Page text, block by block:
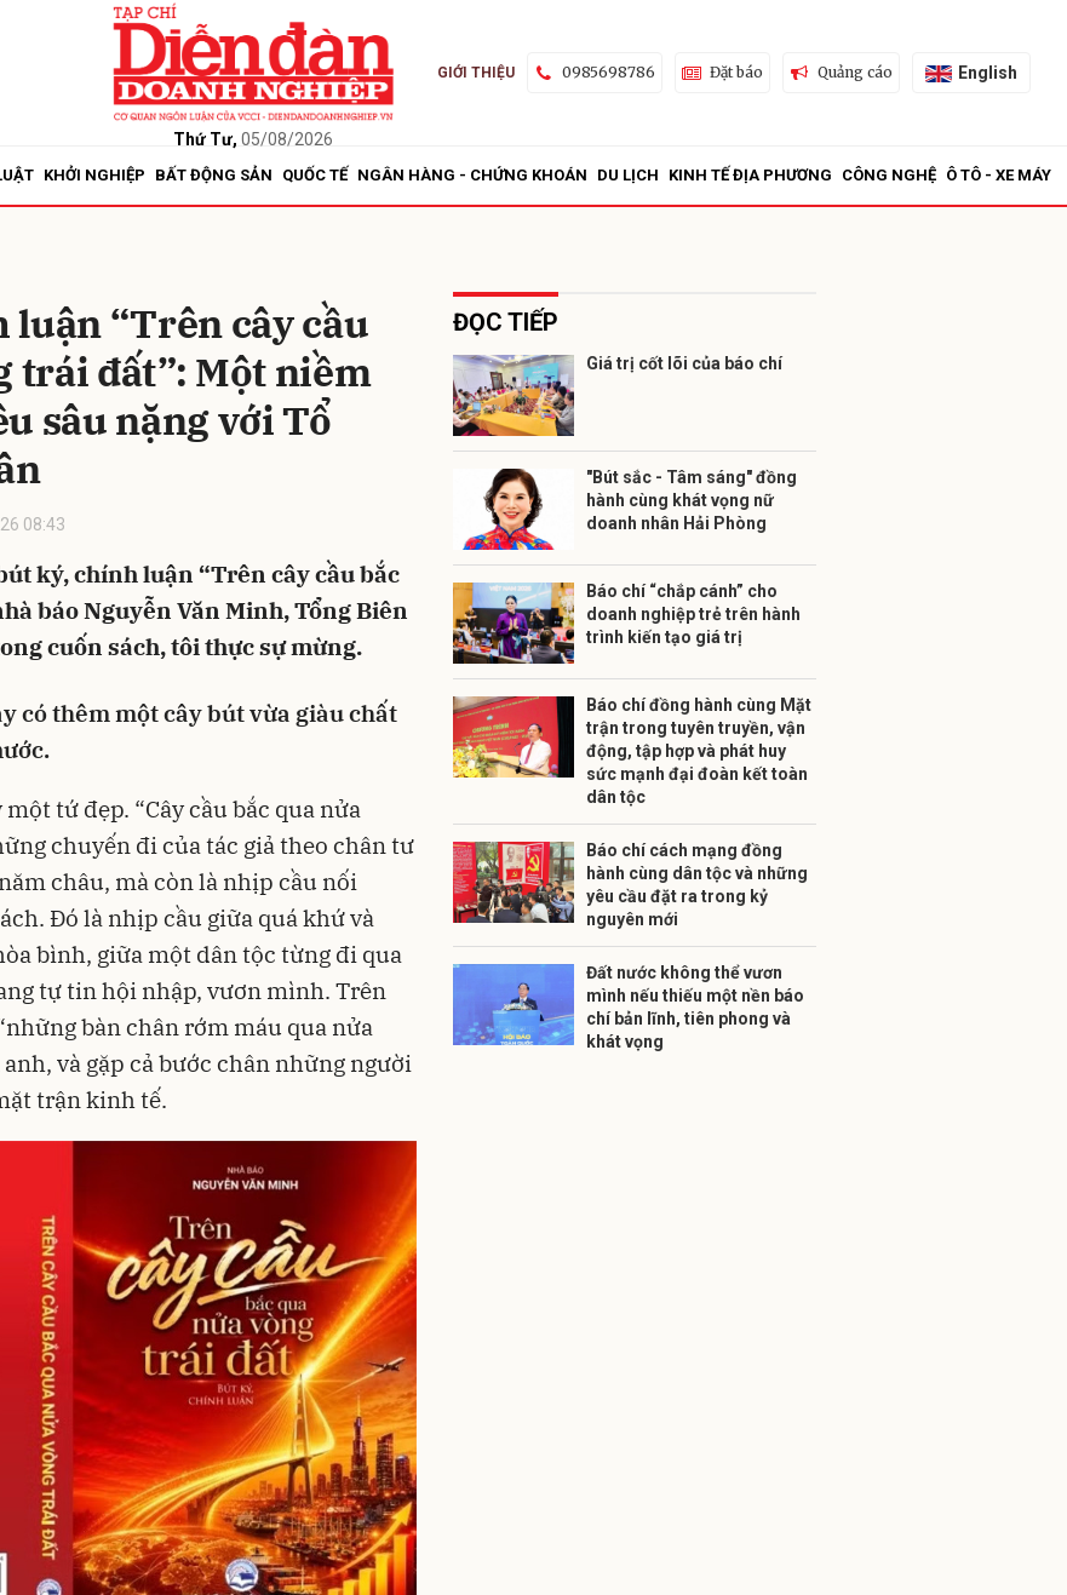
Thứ Tư, 05/08/2026
GIỚI THIỆU 0985698786 Đặt báo Quảng cáo English
KHỞI NGHIỆP BẤT ĐỘNG SẢN QUỐC TẾ NGÂN HÀNG - CHỨNG KHOÁN DU LỊCH KINH TẾ ĐỊA PHƯƠNG CÔNG NGHỆ Ô TÔ - XE MÁY
“Trên cây cầu
trái đất”: Một niềm
sâu nặng với Tổ
08:43
ký, chính luận “Trên cây cầu bắc
báo Nguyễn Văn Minh, Tổng Biên
cuốn sách, tôi thực sự mừng.
có thêm một cây bút vừa giàu chất
tứ đẹp. “Cây cầu bắc qua nửa
chuyến đi của tác giả theo chân tư
châu, mà còn là nhịp cầu nối
Đó là nhịp cầu giữa quá khứ và
bình, giữa một dân tộc từng đi qua
tự tin hội nhập, vươn mình. Trên
bàn chân rớm máu qua nửa
và gặp cả bước chân những người
trận kinh tế.
ĐỌC TIẾP
Giá trị cốt lõi của báo chí
"Bút sắc - Tâm sáng" đồng
hành cùng khát vọng nữ
doanh nhân Hải Phòng
Báo chí “chắp cánh” cho
doanh nghiệp trẻ trên hành
trình kiến tạo giá trị
Báo chí đồng hành cùng Mặt
trận trong tuyên truyền, vận
động, tập hợp và phát huy
sức mạnh đại đoàn kết toàn
dân tộc
Báo chí cách mạng đồng
hành cùng dân tộc và những
yêu cầu đặt ra trong kỷ
nguyên mới
Đất nước không thể vươn
mình nếu thiếu một nền báo
chí bản lĩnh, tiên phong và
khát vọng
Gửi